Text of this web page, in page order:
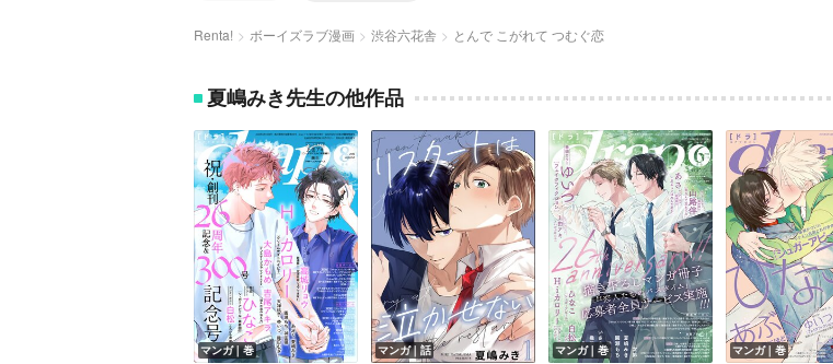
Renta! ボーイズラブ漫画 渋谷六花舎 とんで こがれて つむぐ恋
夏嶋みき先生の他作品
マンガ｜巻 マンガ｜話 マンガ｜巻 マンガ｜巻